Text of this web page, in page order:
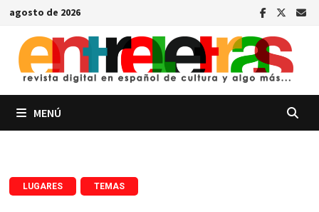
Saltar
contenido
agosto de 2026
MENÚ
LUGARES TEMAS